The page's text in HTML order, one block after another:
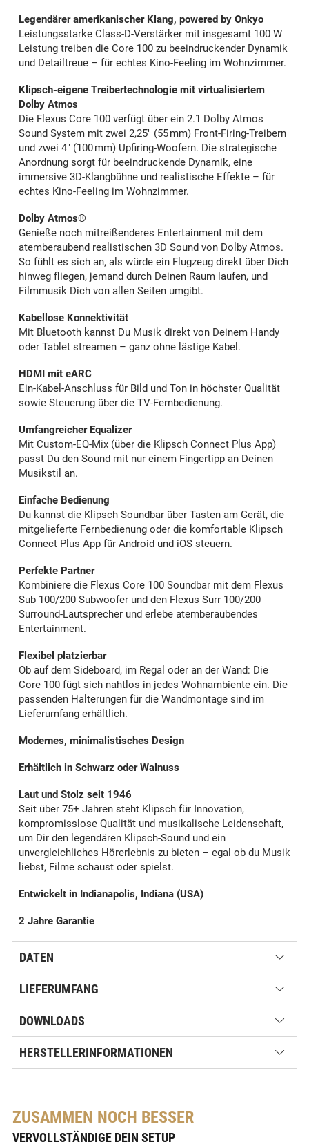
Legendärer amerikanischer Klang, powered by Onkyo
Leistungsstarke Class-D-Verstärker mit insgesamt 100 W
Leistung treiben die Core 100 zu beeindruckender Dynamik
und Detailtreue – für echtes Kino-Feeling im Wohnzimmer.
Klipsch-eigene Treibertechnologie mit virtualisiertem
Dolby Atmos
Die Flexus Core 100 verfügt über ein 2.1 Dolby Atmos
Sound System mit zwei 2,25" (55 mm) Front-Firing-Treibern
und zwei 4" (100 mm) Upfiring-Woofern. Die strategische
Anordnung sorgt für beeindruckende Dynamik, eine
immersive 3D-Klangbühne und realistische Effekte – für
echtes Kino-Feeling im Wohnzimmer.
Dolby Atmos®
Genieße noch mitreißenderes Entertainment mit dem
atemberaubend realistischen 3D Sound von Dolby Atmos.
So fühlt es sich an, als würde ein Flugzeug direkt über Dich
hinweg fliegen, jemand durch Deinen Raum laufen, und
Filmmusik Dich von allen Seiten umgibt.
Kabellose Konnektivität
Mit Bluetooth kannst Du Musik direkt von Deinem Handy
oder Tablet streamen – ganz ohne lästige Kabel.
HDMI mit eARC
Ein-Kabel-Anschluss für Bild und Ton in höchster Qualität
sowie Steuerung über die TV-Fernbedienung.
Umfangreicher Equalizer
Mit Custom-EQ-Mix (über die Klipsch Connect Plus App)
passt Du den Sound mit nur einem Fingertipp an Deinen
Musikstil an.
Einfache Bedienung
Du kannst die Klipsch Soundbar über Tasten am Gerät, die
mitgelieferte Fernbedienung oder die komfortable Klipsch
Connect Plus App für Android und iOS steuern.
Perfekte Partner
Kombiniere die Flexus Core 100 Soundbar mit dem Flexus
Sub 100/200 Subwoofer und den Flexus Surr 100/200
Surround-Lautsprecher und erlebe atemberaubendes
Entertainment.
Flexibel platzierbar
Ob auf dem Sideboard, im Regal oder an der Wand: Die
Core 100 fügt sich nahtlos in jedes Wohnambiente ein. Die
passenden Halterungen für die Wandmontage sind im
Lieferumfang erhältlich.
Modernes, minimalistisches Design
Erhältlich in Schwarz oder Walnuss
Laut und Stolz seit 1946
Seit über 75+ Jahren steht Klipsch für Innovation,
kompromisslose Qualität und musikalische Leidenschaft,
um Dir den legendären Klipsch-Sound und ein
unvergleichliches Hörerlebnis zu bieten – egal ob du Musik
liebst, Filme schaust oder spielst.
Entwickelt in Indianapolis, Indiana (USA)
2 Jahre Garantie
DATEN
LIEFERUMFANG
DOWNLOADS
HERSTELLERINFORMATIONEN
ZUSAMMEN NOCH BESSER
VERVOLLSTÄNDIGE DEIN SETUP